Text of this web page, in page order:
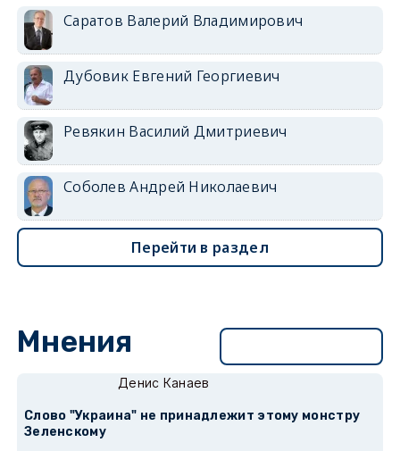
Саратов Валерий Владимирович
Дубовик Евгений Георгиевич
Ревякин Василий Дмитриевич
Соболев Андрей Николаевич
Перейти в раздел
Мнения
Денис Канаев
Слово "Украина" не принадлежит этому монстру
Зеленскому